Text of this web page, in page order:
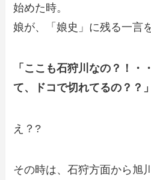
始めた時。
娘が、「娘史」に残る一言
「ここも石狩川なの？！・
て、ドコで切れてるの？？」
え？?
その時は、石狩方面から旭